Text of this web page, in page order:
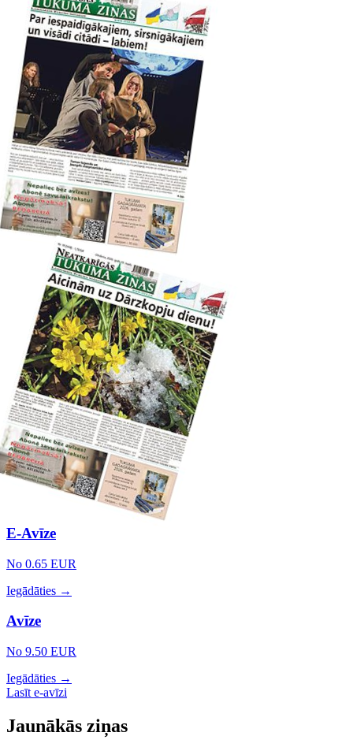
E-Avīze
No 0.65 EUR
Iegādāties →
Avīze
No 9.50 EUR
Iegādāties →
Lasīt e-avīzi
Jaunākās ziņas